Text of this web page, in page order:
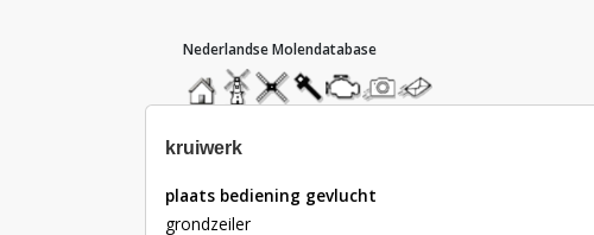
hoofdmenu
homemolendatabase
roedendatabase
assendatabase
motorendatabase
stuur
een
stuur
een
kruiwerk
plaats bediening gevlucht
grondzeiler